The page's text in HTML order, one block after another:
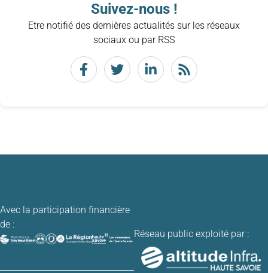
Suivez-nous !
Etre notifié des dernières actualités sur les réseaux
sociaux ou par RSS
Avec la participation financière
de :
Réseau public exploité par :